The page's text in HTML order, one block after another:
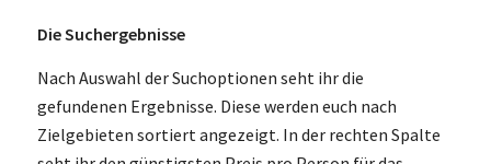
Die Suchergebnisse
Nach Auswahl der Suchoptionen seht ihr die
gefundenen Ergebnisse. Diese werden euch nach
Zielgebieten sortiert angezeigt. In der rechten Spalte